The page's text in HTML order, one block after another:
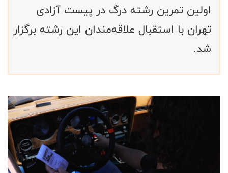
اولین تمرین رشته درگ در پیست آزادی
تهران با استقبال علاقه‌مندان این رشته برگزار
شد.